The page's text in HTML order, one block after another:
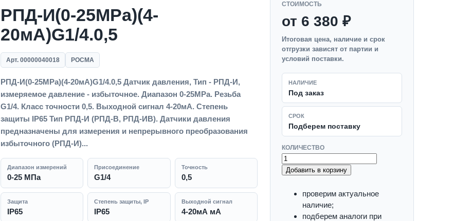
РПД-И(0-25MPa)(4-
20мА)G1/4.0,5
Арт. 00000040018 РОСМА
РПД-И(0-25MPa)(4-20мА)G1/4.0,5 Датчик давления, Тип - РПД-И,
измеряемое давление - избыточное. Диапазон 0-25MPa. Резьба
G1/4. Класс точности 0,5. Выходной сигнал 4-20мА. Степень
защиты IP65 Тип РПД-И (РПД-В, РПД-ИВ). Датчики давления
предназначены для измерения и непрерывного преобразования
избыточного (РПД-И)...
Диапазон измерений
0-25 МПа
Присоединение
G1/4
Точность
0,5
Защита
IP65
Степень защиты, IP
IP65
Выходной сигнал
4-20мА мА
СТОИМОСТЬ
от 6 380 ₽
Итоговая цена, наличие и срок
отгрузки зависят от партии и
условий поставки.
НАЛИЧИЕ
Под заказ
СРОК
Подберем поставку
КОЛИЧЕСТВО
Добавить в корзину
проверим актуальное
наличие;
подберем аналоги при